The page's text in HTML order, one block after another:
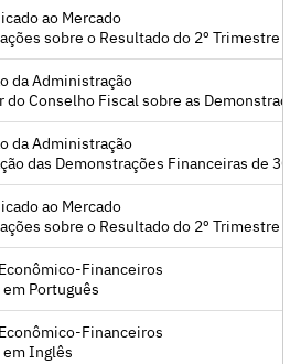
ao Mercado
sobre o Resultado do 2º Trimestre
da Administração
Fiscal sobre as Demonstrações Financeiras de 30.06.2026, Indicação e
da Administração
Demonstrações Financeiras de 30.06.2026, Aprovação da
ao Mercado
sobre o Resultado do 2º Trimestre
Financeiros
Português
Acessar
Financeiros
em Inglês
Acessar